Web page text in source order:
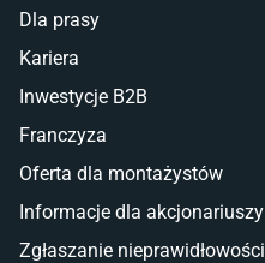
Dla prasy
Kariera
Inwestycje B2B
Franczyza
Oferta dla montażystów
Informacje dla akcjonariuszy
Zgłaszanie nieprawidłowości